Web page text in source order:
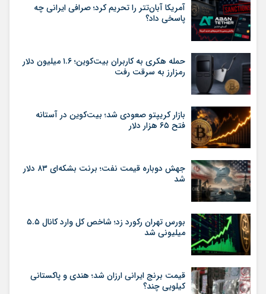
آمریکا آبان‌تتر را تحریم کرد؛ صرافی ایرانی چه
پاسخی داد؟
حمله هکری به کاربران بیت‌کوین؛ ۱.۶ میلیون دلار
رمزارز به سرقت رفت
بازار کریپتو صعودی شد؛ بیت‌کوین در آستانه
فتح ۶۵ هزار دلار
جهش دوباره قیمت نفت؛ برنت بشکه‌ای ۸۳ دلار
شد
بورس تهران رکورد زد؛ شاخص کل وارد کانال ۵.۵
میلیونی شد
قیمت برنج ایرانی ارزان شد؛ هندی و پاکستانی
کیلویی چند؟